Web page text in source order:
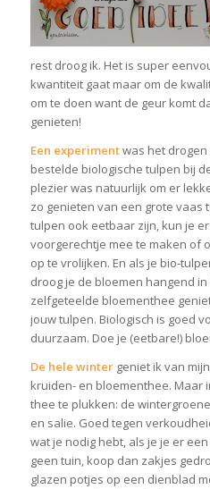
rest droog ik. Het is super
kwantiteit gaat maar om de
om te doen want de geur komt
genieten!
Een experimentwas het drogen
bestelde biologische tulpen bij
plezier was natuurlijk om er
zo genieten van een grote vaas
tulpen ook eetbaar zijn, kun je
voorgerechtje mee te maken of
op te vrolijken. En als je bio-
droog je de bloemen hangend
zelfgeteelde bloementhee
jouw tulpen. Biologisch is goed
duurzaam. Doe je (eetbare!)
De hele winter geniet ik van
kruiden- en bloementhee. Maar
thee te plukken: de
en salie. Goed tegen
wat je nodig hebt, als je je er
geen tuin, koop dan zakjes
glazen potjes op een dienblad